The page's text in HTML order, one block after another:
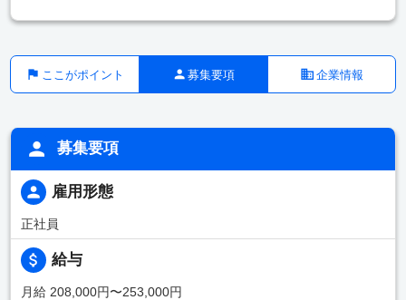
ここがポイント 募集要項 企業情報
募集要項
雇用形態
正社員
給与
月給 208,000円〜253,000円